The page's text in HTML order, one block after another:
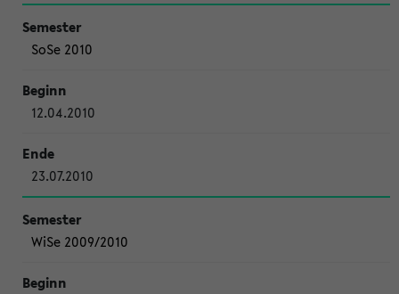
SoSe 2010
12.04.2010
23.07.2010
WiSe 2009/2010